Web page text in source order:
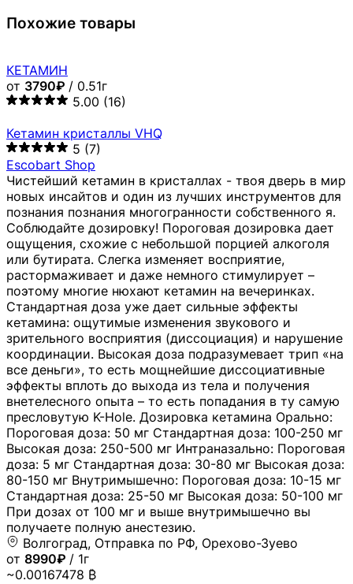
Похожие товары
КЕТАМИН
от 3790₽ / 0.51г
5.00 (16)
Кетамин кристаллы VHQ
5 (7)
Escobart Shop
Чистейший кетамин в кристаллах - твоя дверь в мир
новых инсайтов и один из лучших инструментов для
познания познания многогранности собственного я.
Соблюдайте дозировку! Пороговая дозировка дает
ощущения, схожие с небольшой порцией алкоголя
или бутирата. Слегка изменяет восприятие,
растормаживает и даже немного стимулирует –
поэтому многие нюхают кетамин на вечеринках.
Стандартная доза уже дает сильные эффекты
кетамина: ощутимые изменения звукового и
зрительного восприятия (диссоциация) и нарушение
координации. Высокая доза подразумевает трип «на
все деньги», то есть мощнейшие диссоциативные
эффекты вплоть до выхода из тела и получения
внетелесного опыта – то есть попадания в ту самую
пресловутую K-Hole. Дозировка кетамина Орально:
Пороговая доза: 50 мг Стандартная доза: 100-250 мг
Высокая доза: 250-500 мг Интраназально: Пороговая
доза: 5 мг Стандартная доза: 30-80 мг Высокая доза:
80-150 мг Внутримышечно: Пороговая доза: 10-15 мг
Стандартная доза: 25-50 мг Высокая доза: 50-100 мг
При дозах от 100 мг и выше внутримышечно вы
получаете полную анестезию.
Волгоград, Отправка по РФ, Орехово-Зуево
от 8990₽ / 1г
~0.00167478 ₿